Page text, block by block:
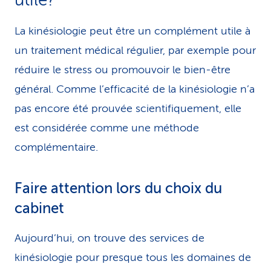
La kinésiologie peut être un complément utile à
un traitement médical régulier, par exemple pour
réduire le stress ou promouvoir le bien-être
général. Comme l’efficacité de la kinésiologie n’a
pas encore été prouvée scientifiquement, elle
est considérée comme une méthode
complémentaire.
Faire attention lors du choix du
cabinet
Aujourd’hui, on trouve des services de
kinésiologie pour presque tous les domaines de